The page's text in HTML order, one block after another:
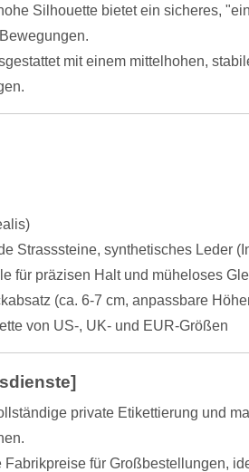
Silhouette bietet ein sicheres,
mit einem mittelhohen,
Strasssteine, synthetisches Leder
für präzisen Halt und müheloses
(ca. 6-7 cm, anpassbare
von US-, UK- und EUR-Größen
private Etikettierung und
Fabrikpreise für Großbestellungen,